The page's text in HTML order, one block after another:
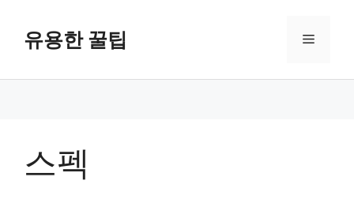
유용한 꿀팁 메
스펙